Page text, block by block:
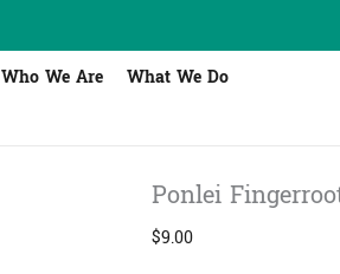
Who We Are What We Do
Ponlei Fingerroot
$9.00